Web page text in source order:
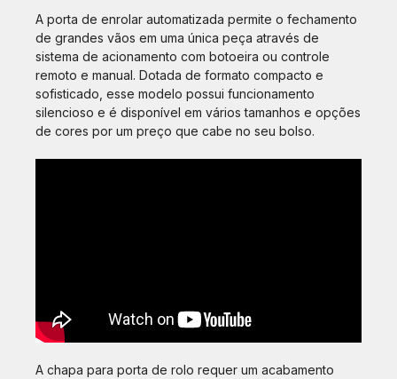
A porta de enrolar automatizada permite o fechamento
de grandes vãos em uma única peça através de
sistema de acionamento com botoeira ou controle
remoto e manual. Dotada de formato compacto e
sofisticado, esse modelo possui funcionamento
silencioso e é disponível em vários tamanhos e opções
de cores por um preço que cabe no seu bolso.
A chapa para porta de rolo requer um acabamento